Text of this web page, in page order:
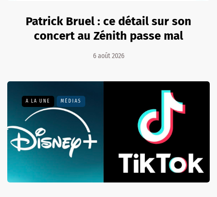
Patrick Bruel : ce détail sur son
concert au Zénith passe mal
6 août 2026
A LA UNE MÉDIAS